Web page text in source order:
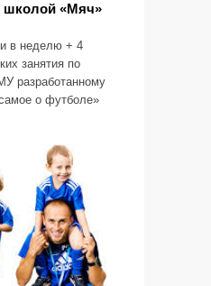
школой «Мяч»
в неделю + 4
занятия по
о футболе»